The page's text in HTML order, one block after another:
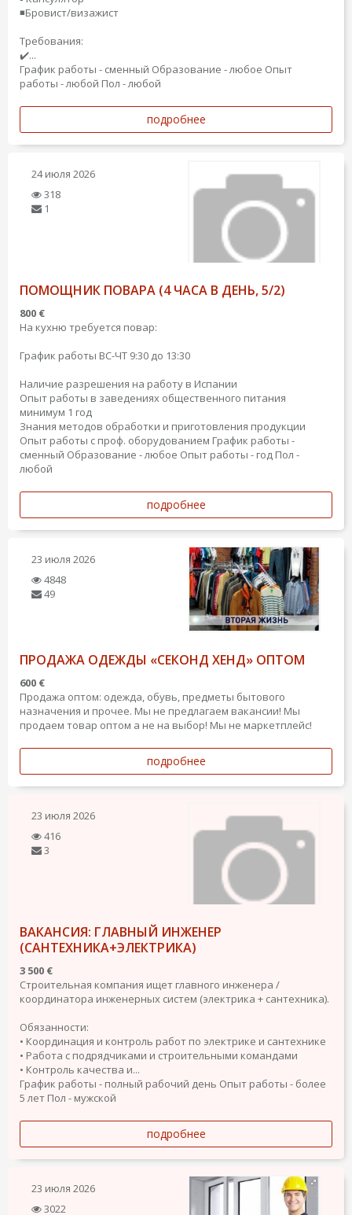
◾️Бровист/визажист
Требования:
✔️...
График работы - сменный Образование - любое Опыт
работы - любой Пол - любой
подробнее
24 июля 2026
318
1
ПОМОЩНИК ПОВАРА (4 ЧАСА В ДЕНЬ, 5/2)
800 €
На кухню требуется повар:
График работы ВС-ЧТ 9:30 до 13:30
Наличие разрешения на работу в Испании
Опыт работы в заведениях общественного питания
минимум 1 год
Знания методов обработки и приготовления продукции
Опыт работы с проф. оборудованием График работы -
сменный Образование - любое Опыт работы - год Пол -
любой
подробнее
23 июля 2026
4848
49
ПРОДАЖА ОДЕЖДЫ «СЕКОНД ХЕНД» ОПТОМ
600 €
Продажа оптом: одежда, обувь, предметы бытового
назначения и прочее. Мы не предлагаем вакансии! Мы
продаем товар оптом а не на выбор! Мы не маркетплейс!
подробнее
23 июля 2026
416
3
ВАКАНСИЯ: ГЛАВНЫЙ ИНЖЕНЕР
(САНТЕХНИКА+ЭЛЕКТРИКА)
3 500 €
Строительная компания ищет главного инженера /
координатора инженерных систем (электрика + сантехника).
Обязанности:
• Координация и контроль работ по электрике и сантехнике
• Работа с подрядчиками и строительными командами
• Контроль качества и...
График работы - полный рабочий день Опыт работы - более
5 лет Пол - мужской
подробнее
23 июля 2026
3022